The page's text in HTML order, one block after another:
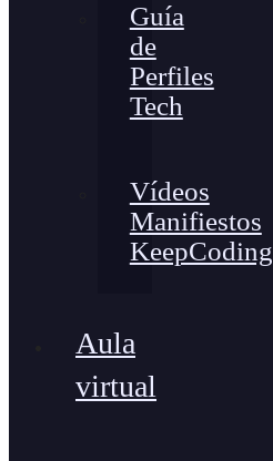
Guía
de
Perfiles
Tech
Vídeos
Manifiestos
KeepCoding
Aula
virtual